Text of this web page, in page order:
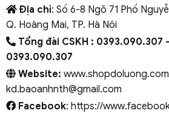
Địa chỉ: Số 6-8 Ngõ 71 Phố
Q. Hoàng Mai, TP. Hà Nội
Tổng đài CSKH : 0393.090.307
0393.090.307
Website:
kd.baoanhnth@gmail.com
Facebook: https://